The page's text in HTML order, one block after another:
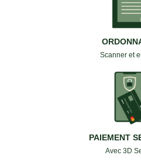
Scanner et
PAIEMENT
Avec 3D